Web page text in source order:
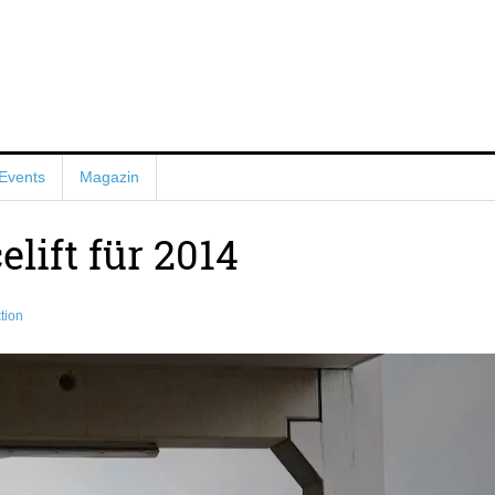
Events Magazin
für 2014